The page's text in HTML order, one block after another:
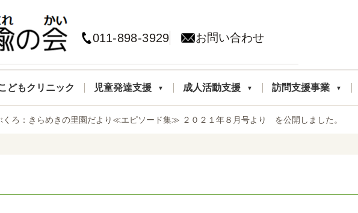
011-898-3929 お問い合わせ
どもクリニック 児童発達支援 成人活動支援 訪問支援事業
ろ：きらめきの里園だより≪エピソード集≫ ２０２１年８月号より を公開しました。